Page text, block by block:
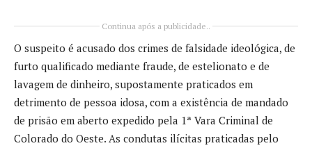
Continua após a publicidade..
O suspeito é acusado dos crimes de falsidade ideológica, de
furto qualificado mediante fraude, de estelionato e de
lavagem de dinheiro, supostamente praticados em
detrimento de pessoa idosa, com a existência de mandado
de prisão em aberto expedido pela 1ª Vara Criminal de
Colorado do Oeste. As condutas ilícitas praticadas pelo